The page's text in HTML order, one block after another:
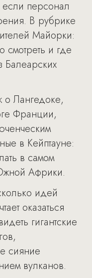
если персонал
В рубрике
Майорки:
смотреть и где
Балеарских
о Лангедоке,
Франции,
в Кейптауне:
в самом
Африки.
идей
оказаться
гигантские
сияние
вулканов.